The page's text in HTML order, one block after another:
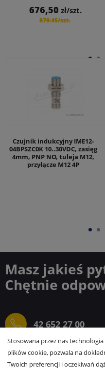
676,50 zł/szt.
podstawowa
879.45/szt.
Czujnik indukcyjny IME12-
04BPSZC0K 10..30VDC, zasięg
4mm, PNP NO, tuleja M12,
przyłącze M12 4P
Masz jakieś
Chętnie
42 652 27 00
Stosowana przez nas
plików cookie, pozwala na
Twoich preferencji i oczekiwań